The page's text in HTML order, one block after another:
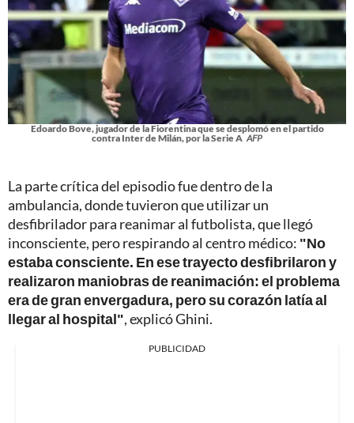
Edoardo Bove, jugador de la Fiorentina que se desplomó en el partido
contra Inter de Milán, por la Serie A AFP
La parte crítica del episodio fue dentro de la
ambulancia, donde tuvieron que utilizar un
desfibrilador para reanimar al futbolista, que llegó
inconsciente, pero respirando al centro médico: "No
estaba consciente. En ese trayecto desfibrilaron y
realizaron maniobras de reanimación: el problema
era de gran envergadura, pero su corazón latía al
llegar al hospital", explicó Ghini.
PUBLICIDAD